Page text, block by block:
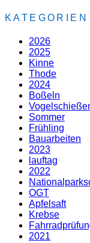
KATEGORIEN
2026
2025
Kinne
Thode
2024
Boßeln
Sommer
Frühling
Bauarbeiten
2023
lauftag
2022
OGT
Apfelsaft
Krebse
2021